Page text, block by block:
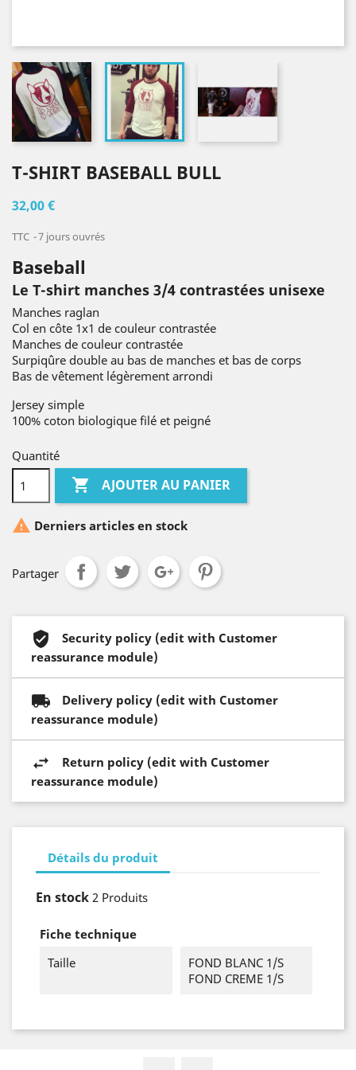
T-SHIRT BASEBALL BULL
32,00 €
TTC 7 jours ouvrés
Baseball
Le T-shirt manches 3/4 contrastées unisexe
Manches raglan
Col en côte 1x1 de couleur contrastée
Manches de couleur contrastée
Surpiqûre double au bas de manches et bas de corps
Bas de vêtement légèrement arrondi
Jersey simple
100% coton biologique filé et peigné
Quantité
 AJOUTER AU PANIER
 Derniers articles en stock
Partager
Security policy (edit with Customer
reassurance module)
Delivery policy (edit with Customer
reassurance module)
Return policy (edit with Customer
reassurance module)
Détails du produit
En stock 2 Produits
Fiche technique
Taille
FOND BLANC 1/S
FOND CREME 1/S